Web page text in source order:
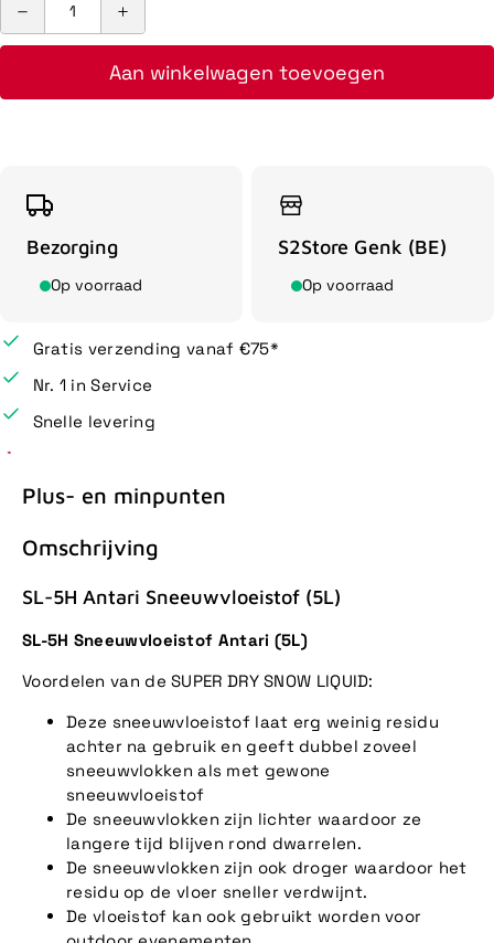
Aan winkelwagen toevoegen
Bezorging
Op voorraad
S2Store Genk (BE)
Op voorraad
Gratis verzending vanaf €75*
Nr. 1 in Service
Snelle levering
Plus- en minpunten
Omschrijving
SL-5H Antari Sneeuwvloeistof (5L)
SL-5H Sneeuwvloeistof Antari (5L)
Voordelen van de SUPER DRY SNOW LIQUID:
Deze sneeuwvloeistof laat erg weinig residu
achter na gebruik en geeft dubbel zoveel
sneeuwvlokken als met gewone
sneeuwvloeistof
De sneeuwvlokken zijn lichter waardoor ze
langere tijd blijven rond dwarrelen.
De sneeuwvlokken zijn ook droger waardoor het
residu op de vloer sneller verdwijnt.
De vloeistof kan ook gebruikt worden voor